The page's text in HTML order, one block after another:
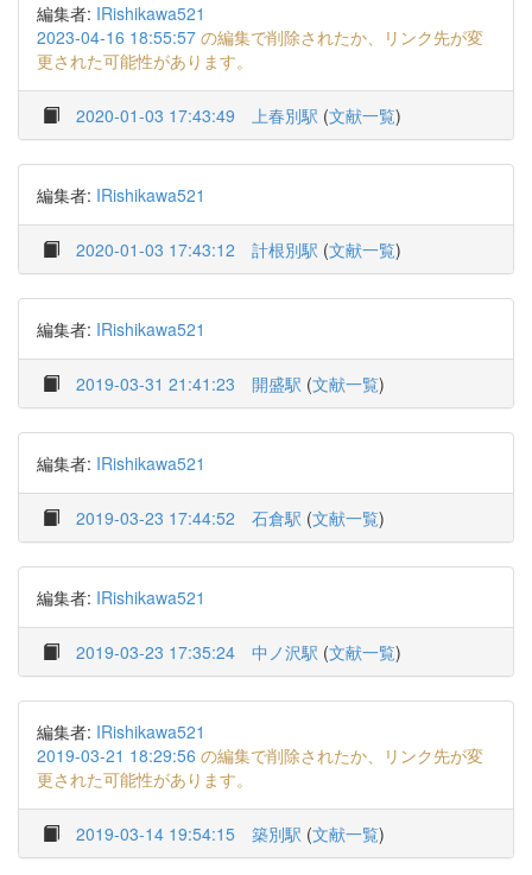
編集者: IRishikawa521
2023-04-16 18:55:57 の編集で削除されたか、リンク先が変
更された可能性があります。
2020-01-03 17:43:49 上春別駅 (文献一覧)
編集者: IRishikawa521
2020-01-03 17:43:12 計根別駅 (文献一覧)
編集者: IRishikawa521
2019-03-31 21:41:23 開盛駅 (文献一覧)
編集者: IRishikawa521
2019-03-23 17:44:52 石倉駅 (文献一覧)
編集者: IRishikawa521
2019-03-23 17:35:24 中ノ沢駅 (文献一覧)
編集者: IRishikawa521
2019-03-21 18:29:56 の編集で削除されたか、リンク先が変
更された可能性があります。
2019-03-14 19:54:15 築別駅 (文献一覧)